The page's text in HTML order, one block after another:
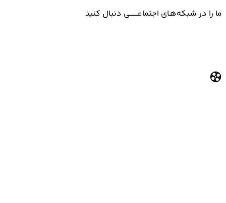
ما را در شبکه‌هـای اجتماعــــــــی دنبال کنید